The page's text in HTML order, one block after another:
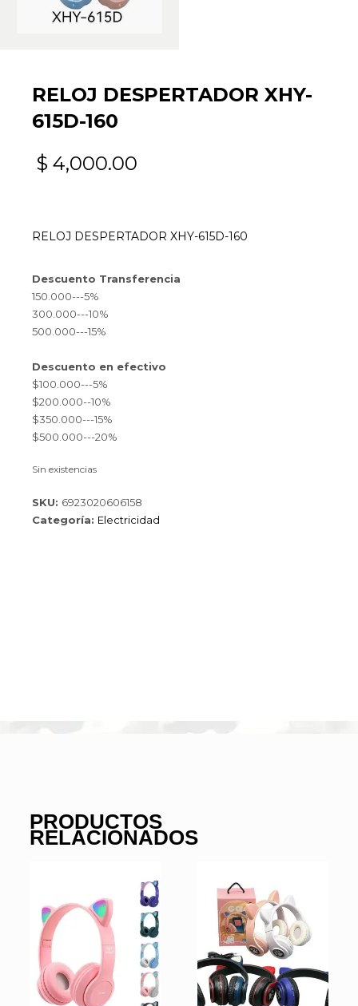
RELOJ DESPERTADOR XHY-
615D-160
$ 4,000.00
RELOJ DESPERTADOR XHY-615D-160
Descuento Transferencia
150.000---5%
300.000---10%
500.000---15%
Descuento en efectivo
$100.000---5%
$200.000--10%
$350.000---15%
$500.000---20%
Sin existencias
SKU: 6923020606158
Categoría: Electricidad
PRODUCTOS
RELACIONADOS